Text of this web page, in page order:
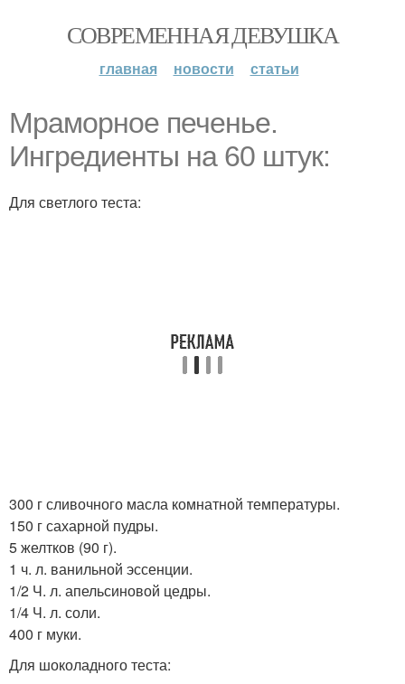
СОВРЕМЕННАЯ ДЕВУШКА
главная новости статьи
Мраморное печенье.
Ингредиенты на 60 штук:
Для светлого теста:
300 г сливочного масла комнатной температуры.
150 г сахарной пудры.
5 желтков (90 г).
1 ч. л. ванильной эссенции.
1/2 Ч. л. апельсиновой цедры.
1/4 Ч. л. соли.
400 г муки.
Для шоколадного теста: